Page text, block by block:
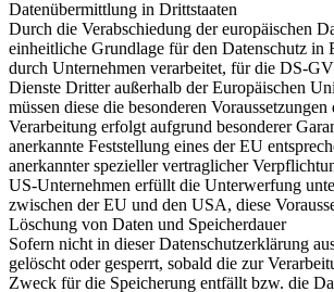
Datenübermittlung in Drittstaaten
Durch die Verabschiedung der europäischen
einheitliche Grundlage für den Datenschutz in
durch Unternehmen verarbeitet, für die DS-
Dienste Dritter außerhalb der Europäischen
müssen diese die besonderen
Verarbeitung erfolgt aufgrund besonderer
anerkannte Feststellung eines der EU
anerkannter spezieller vertraglicher
US-Unternehmen erfüllt die Unterwerfung
zwischen der EU und den USA, diese
Löschung von Daten und Speicherdauer
Sofern nicht in dieser Datenschutzerklärung
gelöscht oder gesperrt, sobald die zur
Zweck für die Speicherung entfällt bzw. die